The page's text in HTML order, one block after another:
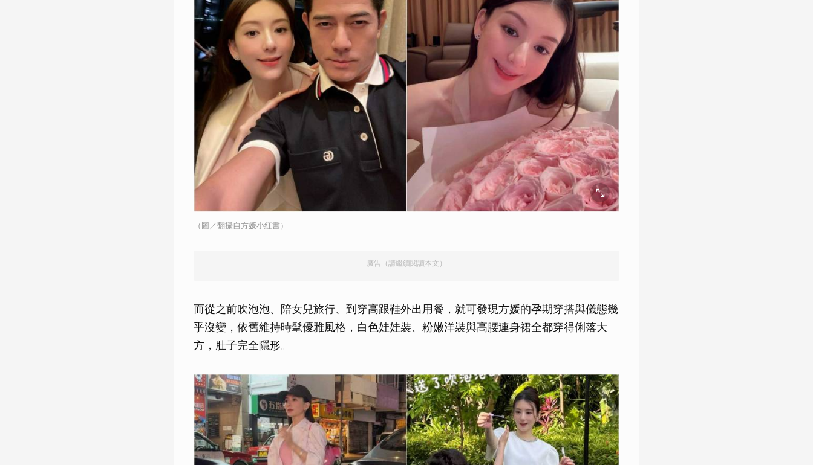
（圖／翻攝自方媛小紅書）
廣告（請繼續閱讀本文）
而從之前吹泡泡、陪女兒旅行、到穿高跟鞋外出用餐，就可發現方媛的孕期穿搭與儀態幾
乎沒變，依舊維持時髦優雅風格，白色娃娃裝、粉嫩洋裝與高腰連身裙全都穿得俐落大
方，肚子完全隱形。